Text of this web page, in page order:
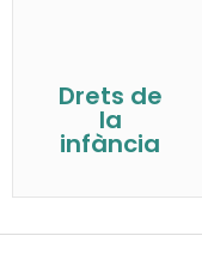
Drets de
la
infància